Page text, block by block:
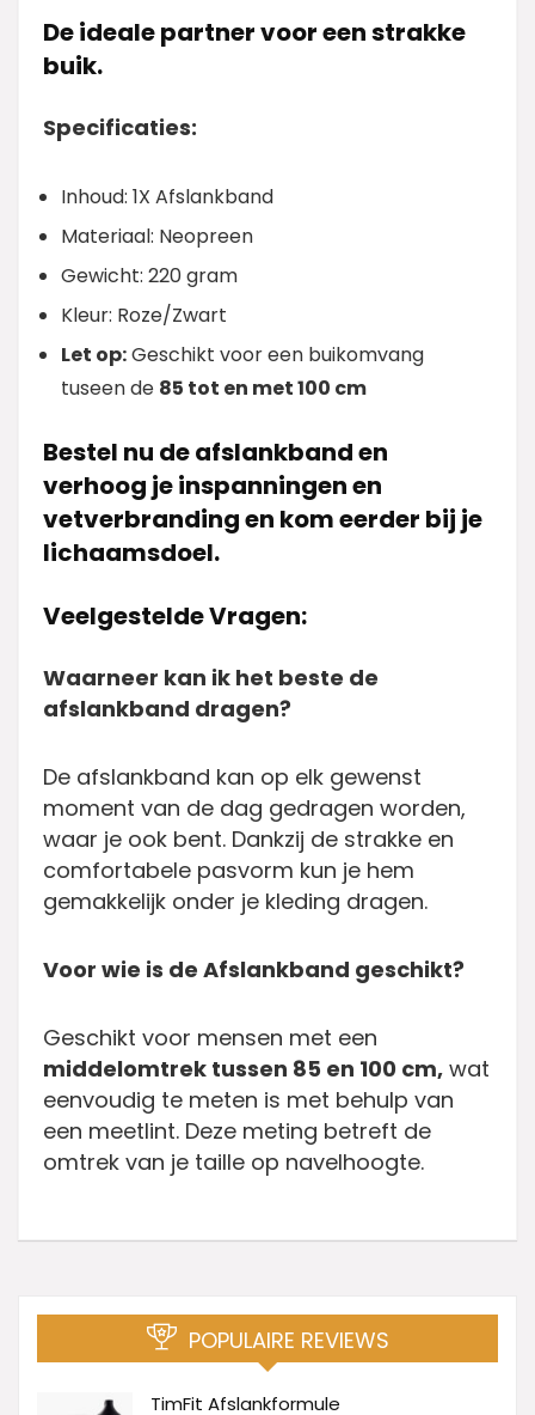
De ideale partner voor een strakke
buik.
Specificaties:
Inhoud: 1X Afslankband
Materiaal: Neopreen
Gewicht: 220 gram
Kleur: Roze/Zwart
Let op:Geschikt voor een buikomvang
tuseen de 85 tot en met 100 cm
Bestel nu de afslankband en
verhoog je inspanningen en
vetverbranding en kom eerder bij je
lichaamsdoel.
Veelgestelde Vragen:
Waarneer kan ik het beste de
afslankband dragen?
De afslankband kan op elk gewenst
moment van de dag gedragen worden,
waar je ook bent. Dankzij de strakke en
comfortabele pasvorm kun je hem
gemakkelijk onder je kleding dragen.
Voor wie is de Afslankband geschikt?
Geschikt voor mensen met een
middelomtrek tussen 85 en 100 cm, wat
eenvoudig te meten is met behulp van
een meetlint. Deze meting betreft de
omtrek van je taille op navelhoogte.
POPULAIRE REVIEWS
TimFit Afslankformule